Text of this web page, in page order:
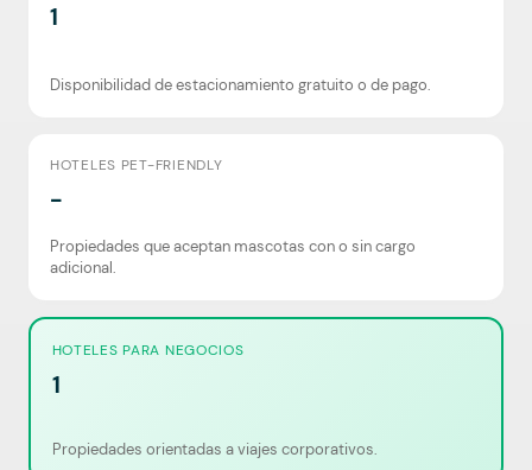
1
Disponibilidad de estacionamiento gratuito o de pago.
HOTELES PET-FRIENDLY
-
Propiedades que aceptan mascotas con o sin cargo
adicional.
HOTELES PARA NEGOCIOS
1
Propiedades orientadas a viajes corporativos.